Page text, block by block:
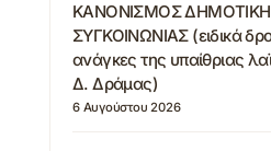
ΚΑΝΟΝΙΣΜΟΣ
ΣΥΓΚΟΙΝΩΝΙΑΣ (ειδικά
ανάγκες της υπαίθριας
Δ. Δράμας)
6 Αυγούστου 2026